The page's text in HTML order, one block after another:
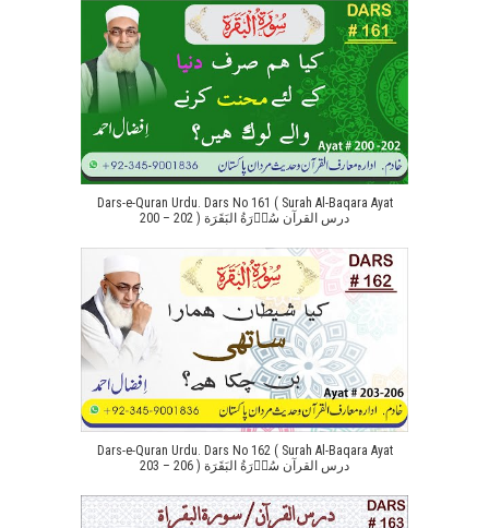
Dars-e-Quran Urdu. Dars No 161 ( Surah Al-Baqara Ayat
200 – 202 ) درس القرآن سُوۡرَةُ البَقَرَة
Dars-e-Quran Urdu. Dars No 162 ( Surah Al-Baqara Ayat
203 – 206 ) درس القرآن سُوۡرَةُ البَقَرَة